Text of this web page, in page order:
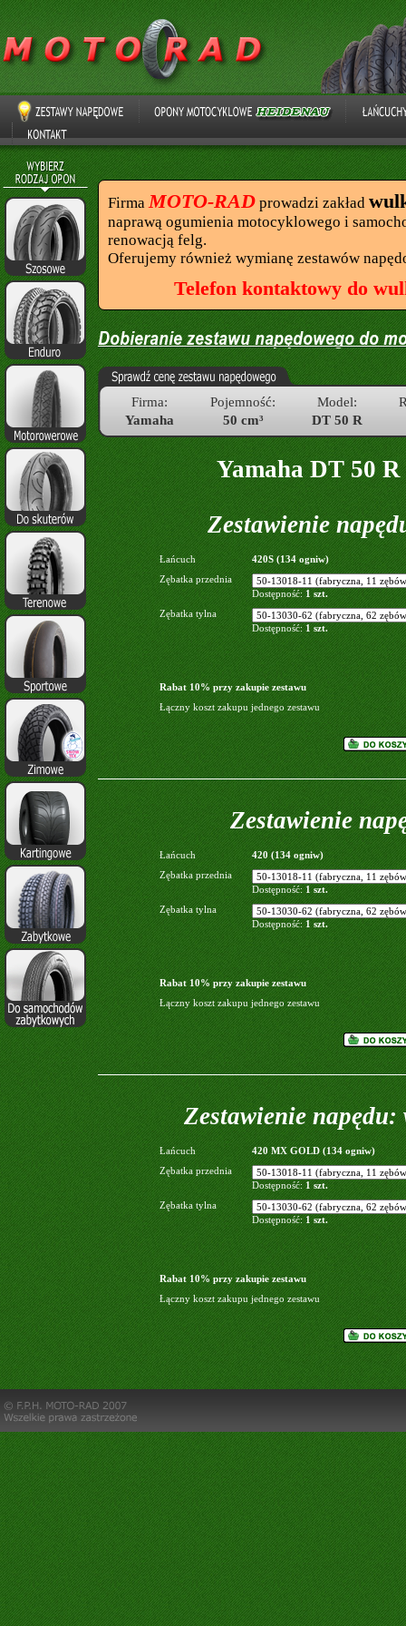
FirmaMOTO-RAD prowadzi zakład
naprawą ogumienia motocyklowego i
renowacją felg.
Oferujemy również wymianę zestawów
Telefon kontaktowy do
Firma:
Yamaha
Pojemność:
50 cm³
Model:
DT 50 R
Yamaha DT 50 R
Zestawienie
Łańcuch
420S (134 ogniw)
Zębatka przednia
Dostępność: 1 szt.
Zębatka tylna
Dostępność:1 szt.
Rabat 10% przy zakupie zestawu
Łączny koszt zakupu jednego zestawu
Zestawienie
Łańcuch
420 (134 ogniw)
Zębatka przednia
Dostępność: 1 szt.
Zębatka tylna
Dostępność:1 szt.
Rabat 10% przy zakupie zestawu
Łączny koszt zakupu jednego zestawu
Zestawienie napędu:
Łańcuch
420 MX GOLD (134 ogniw)
Zębatka przednia
Dostępność: 1 szt.
Zębatka tylna
Dostępność: 1 szt.
Rabat 10% przy zakupie zestawu
Łączny koszt zakupu jednego zestawu